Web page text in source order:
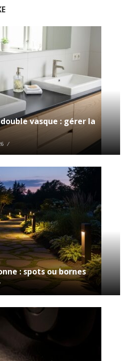
vasque : gérer la
: spots ou bornes